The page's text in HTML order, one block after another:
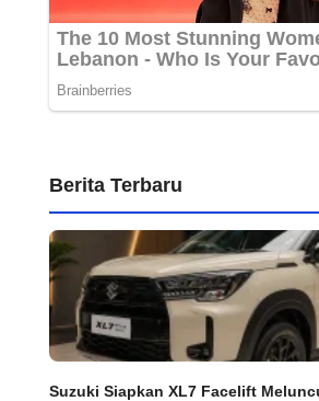
Berita Terbaru
Suzuki Siapkan XL7 Facelift